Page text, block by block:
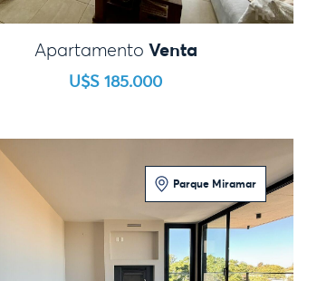
Apartamento Venta
U$S 185.000
Parque Miramar
2 Dormitorios